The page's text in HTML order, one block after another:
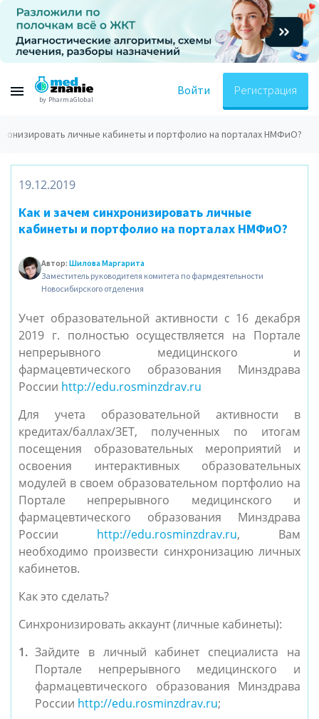
by PharmaGlobal
Войти Регистрация
личные кабинеты и портфолио на порталах НМФиО?
19.12.2019
Как и зачем синхронизировать личные
кабинеты и портфолио на порталах НМФиО?
Автор: Шилова Маргарита
Заместитель руководителя комитета по фармдеятельности
Новосибирского отделения
Учет образовательной активности с 16 декабря
2019 г. полностью осуществляется на Портале
непрерывного медицинского и
фармацевтического образования Минздрава
России http://edu.rosminzdrav.ru
Для учета образовательной активности в
кредитах/баллах/ЗЕТ, полученных по итогам
посещения образовательных мероприятий и
освоения интерактивных образовательных
модулей в своем образовательном портфолио на
Портале непрерывного медицинского и
фармацевтического образования Минздрава
России http://edu.rosminzdrav.ru, Вам
необходимо произвести синхронизацию личных
кабинетов.
Как это сделать?
Синхронизировать аккаунт (личные кабинеты):
Зайдите в личный кабинет специалиста на
Портале непрерывного медицинского и
фармацевтического образования Минздрава
России http://edu.rosminzdrav.ru;